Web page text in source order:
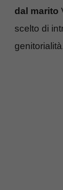
dal marito
scelto di